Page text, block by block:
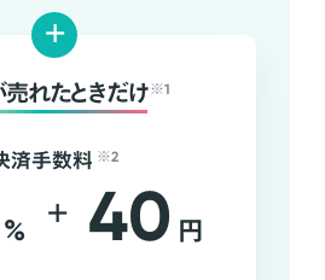
+
れたときだけ ※1
済手数料 ※2
% + 40 円